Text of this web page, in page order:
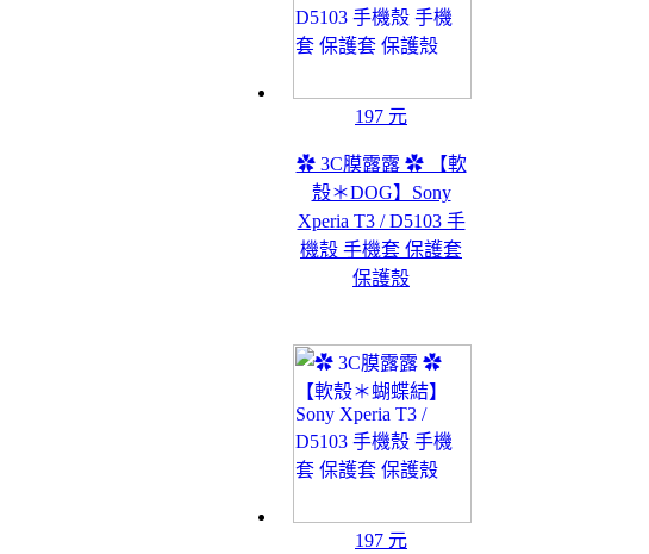
197 元
✿ 3C膜露露 ✿ 【軟
殼＊DOG】Sony
Xperia T3 / D5103 手
機殼 手機套 保護套
保護殼
197 元